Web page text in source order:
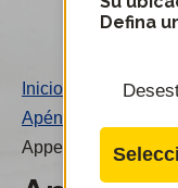
servicio
móvil
de
Cal
Defina
Inicio
Apéndice J1 -
Appendix_J1_-